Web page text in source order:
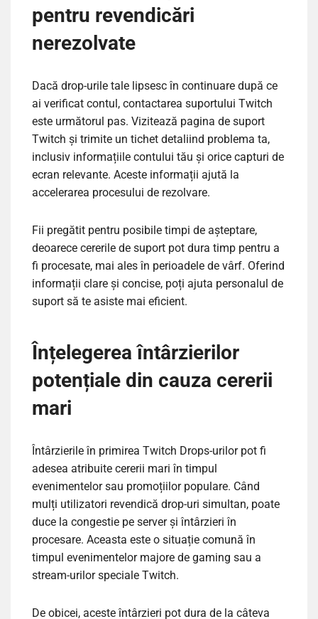
pentru revendicări
nerezolvate
Dacă drop-urile tale lipsesc în continuare după ce
ai verificat contul, contactarea suportului Twitch
este următorul pas. Vizitează pagina de suport
Twitch și trimite un tichet detaliind problema ta,
inclusiv informațiile contului tău și orice capturi de
ecran relevante. Aceste informații ajută la
accelerarea procesului de rezolvare.
Fii pregătit pentru posibile timpi de așteptare,
deoarece cererile de suport pot dura timp pentru a
fi procesate, mai ales în perioadele de vârf. Oferind
informații clare și concise, poți ajuta personalul de
suport să te asiste mai eficient.
Înțelegerea întârzierilor
potențiale din cauza cererii
mari
Întârzierile în primirea Twitch Drops-urilor pot fi
adesea atribuite cererii mari în timpul
evenimentelor sau promoțiilor populare. Când
mulți utilizatori revendică drop-uri simultan, poate
duce la congestie pe server și întârzieri în
procesare. Aceasta este o situație comună în
timpul evenimentelor majore de gaming sau a
stream-urilor speciale Twitch.
De obicei, aceste întârzieri pot dura de la câteva